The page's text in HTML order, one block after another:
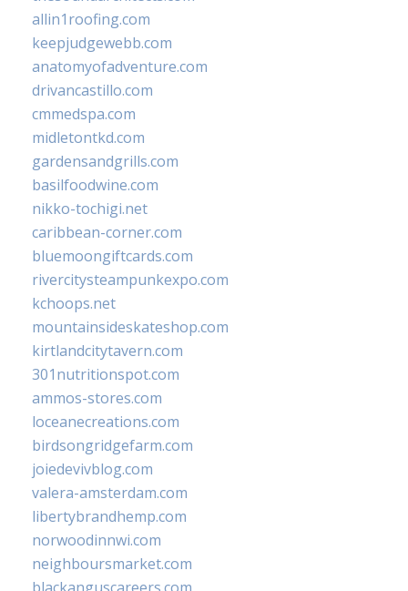
allin1roofing.com
keepjudgewebb.com
anatomyofadventure.com
drivancastillo.com
cmmedspa.com
midletontkd.com
gardensandgrills.com
basilfoodwine.com
nikko-tochigi.net
caribbean-corner.com
bluemoongiftcards.com
rivercitysteampunkexpo.com
kchoops.net
mountainsideskateshop.com
kirtlandcitytavern.com
301nutritionspot.com
ammos-stores.com
loceanecreations.com
birdsongridgefarm.com
joiedevivblog.com
valera-amsterdam.com
libertybrandhemp.com
norwoodinnwi.com
neighboursmarket.com